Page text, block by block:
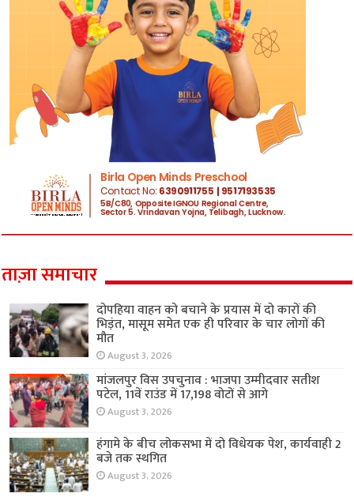
ताज़ा समाचार
दोपहिया वाहन को बचाने के प्रयास में दो कारों की
भिड़ंत, मासूम समेत एक ही परिवार के चार लोगों की
मौत
August 3, 2026
मांजलपुर विस उपचुनाव : भाजपा उम्मीदवार सतीश
पटेल, 11वें राउंड में 17,198 वोटों से आगे
August 3, 2026
हंगामे के बीच लोकसभा में दो विधेयक पेश, कार्यवाही 2
बजे तक स्थगित
August 3, 2026